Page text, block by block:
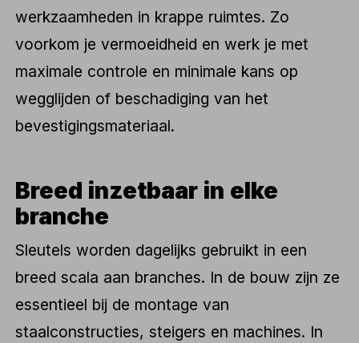
werkzaamheden in krappe ruimtes. Zo
voorkom je vermoeidheid en werk je met
maximale controle en minimale kans op
wegglijden of beschadiging van het
bevestigingsmateriaal.
Breed inzetbaar in elke
branche
Sleutels worden dagelijks gebruikt in een
breed scala aan branches. In de bouw zijn ze
essentieel bij de montage van
staalconstructies, steigers en machines. In